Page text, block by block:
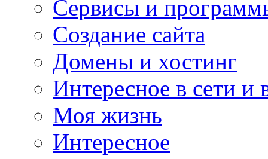
Сервисы и
Создание сайта
Домены и хостинг
Интересное в сети и
Моя жизнь
Интересное